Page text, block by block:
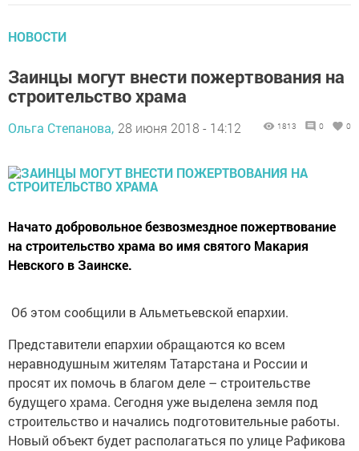
НОВОСТИ
Заинцы могут внести пожертвования на
строительство храма
Ольга Степанова, 28 июня 2018 - 14:12 1813 0 0
Начато добровольное безвозмездное пожертвование
на строительство храма во имя святого Макария
Невского в Заинске.
Об этом сообщили в Альметьевской епархии.
Представители епархии обращаются ко всем
неравнодушным жителям Татарстана и России и
просят их помочь в благом деле – строительстве
будущего храма. Сегодня уже выделена земля под
строительство и начались подготовительные работы.
Новый объект будет располагаться по улице Рафикова